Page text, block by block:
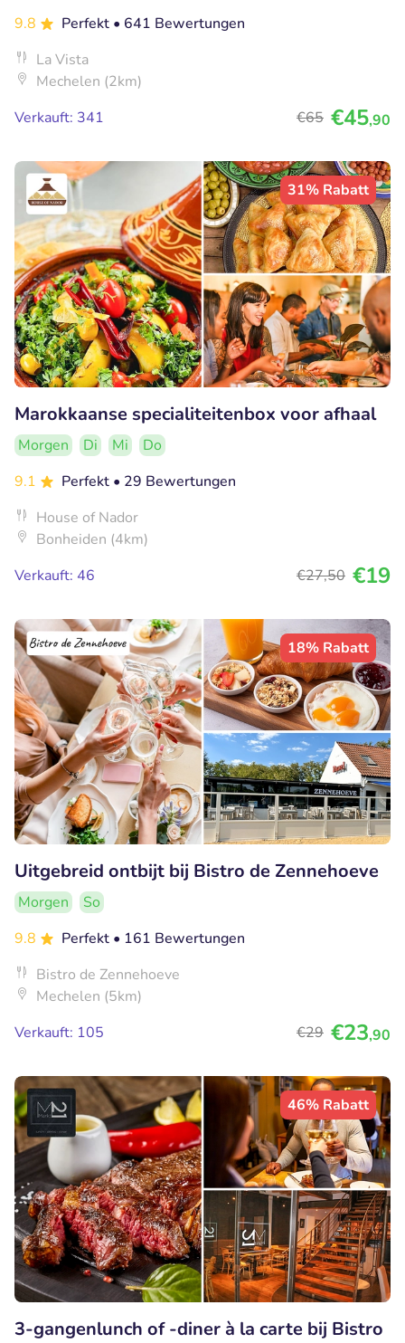
9.8
Perfekt • 641 Bewertungen
La Vista
Mechelen (2km)
Verkauft: 341
€65 €45,90
31% Rabatt
Marokkaanse specialiteitenbox voor afhaal
Morgen Di Mi
Do
9.1
Perfekt • 29 Bewertungen
House of Nador
Bonheiden (4km)
Verkauft: 46
€27,50 €19
18% Rabatt
Uitgebreid ontbijt bij Bistro de Zennehoeve
Morgen
So
9.8
Perfekt • 161 Bewertungen
Bistro de Zennehoeve
Mechelen (5km)
Verkauft: 105
€29 €23,90
46% Rabatt
3-gangenlunch of -diner à la carte bij Bistro